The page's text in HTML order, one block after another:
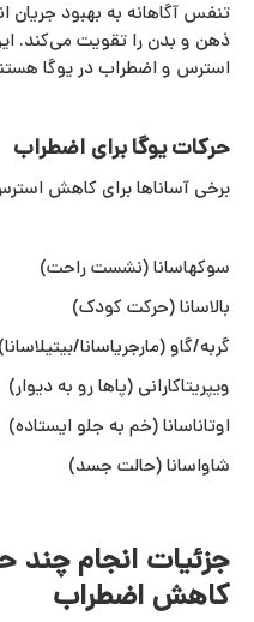
تنفس آگاهانه به بهبود
ذهن و بدن را تقویت می‌کند.
استرس و اضطراب در یوگا
حرکات یوگا برای اضطراب
برخی آساناها برای کاهش
سوکهاسانا (نشست راحت)
بالاسانا (حرکت کودک)
گربه/گاو (مارجریاسانا/بیتیلاسانا)
ویپریتاکارانی (پاها رو به دیوار)
اوتاناسانا (خم به جلو ایستاده)
شاواسانا (حالت جسد)
جزئیات انجام چند
کاهش اضطراب